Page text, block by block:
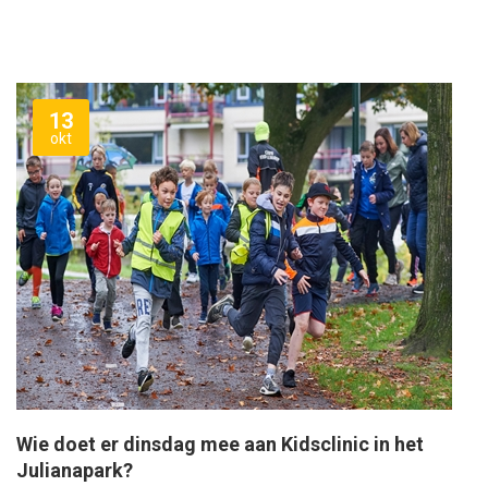
13
okt
Wie doet er dinsdag mee aan Kidsclinic in het
Julianapark?